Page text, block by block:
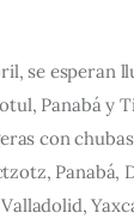
se esperan
Panabá y
con
Panabá,